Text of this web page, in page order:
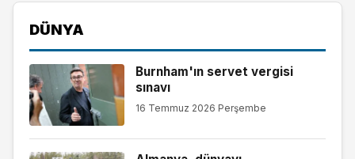
DÜNYA
Burnham'ın servet vergisi
sınavı
16 Temmuz 2026 Perşembe